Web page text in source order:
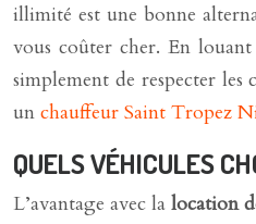
illimité est une bonne
vous coûter cher. En
simplement de respecter
un chauffeur Saint Tropez
QUELS VÉHICULES
L’avantage avec lalocation